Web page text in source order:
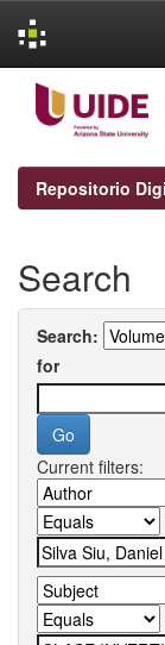
navigation
Repositorio
Search
Search:
for
Current filters: